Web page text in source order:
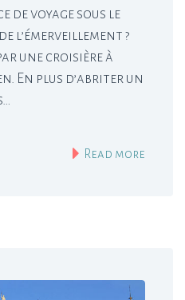
de voyage sous le
l’émerveillement ?
une croisière à
En plus d’abriter un
Read more